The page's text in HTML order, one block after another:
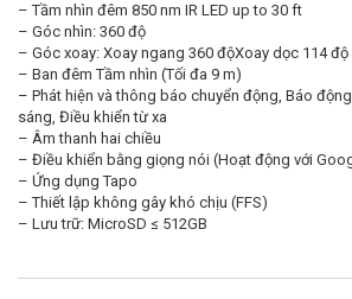
– Tầm nhìn đêm 850 nm IR LED up to 30 ft
– Góc nhìn: 360 độ
– Góc xoay: Xoay ngang 360 độXoay dọc 114 độ
– Ban đêm Tầm nhìn (Tối đa 9 m)
– Phát hiện và thông báo chuyển động, Báo
sáng, Điều khiển từ xa
– Âm thanh hai chiều
– Điều khiển bằng giọng nói (Hoạt động với
– Ứng dụng Tapo
– Thiết lập không gây khó chịu (FFS)
– Lưu trữ: MicroSD ≤ 512GB